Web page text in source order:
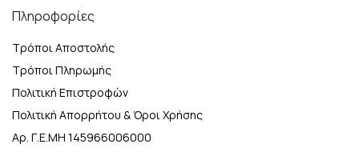
Πληροφορίες
Τρόποι Αποστολής
Τρόποι Πληρωμής
Πολιτική Επιστροφών
Πολιτική Απορρήτου & Όροι Χρήσης
Αρ. Γ.Ε.ΜΗ 145966006000